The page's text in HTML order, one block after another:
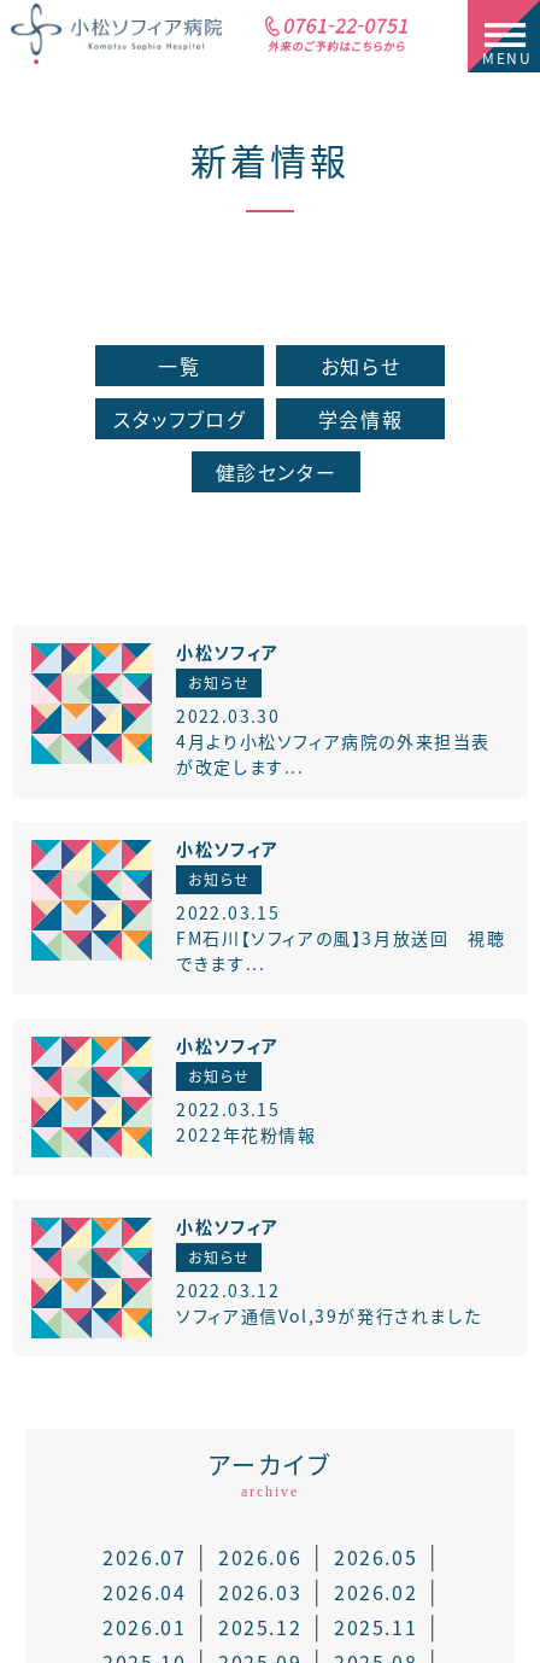
新着情報
一覧
お知らせ
スタッフブログ
学会情報
健診センター
小松ソフィア
お知らせ
2022.03.30
4月より小松ソフィア病院の外来担当表
が改定します...
小松ソフィア
お知らせ
2022.03.15
FM石川【ソフィアの風】3月放送回 視聴
できます...
小松ソフィア
お知らせ
2022.03.15
2022年花粉情報
小松ソフィア
お知らせ
2022.03.12
ソフィア通信Vol,39が発行されました
アーカイブ
archive
2026.07 2026.06
2026.05
2026.04
2026.03
2026.02
2026.01
2025.12
2025.11